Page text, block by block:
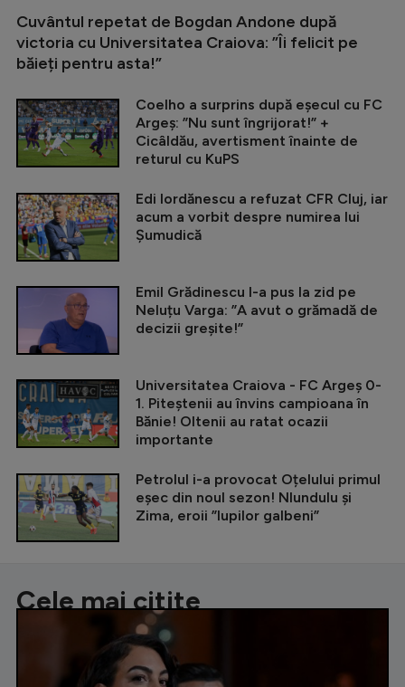
Cuvântul repetat de Bogdan Andone după
victoria cu Universitatea Craiova: ”Îi felicit pe
băieți pentru asta!”
Coelho a surprins după eșecul cu FC
Argeș: ”Nu sunt îngrijorat!” +
Cicâldău, avertisment înainte de
returul cu KuPS
Edi Iordănescu a refuzat CFR Cluj, iar
acum a vorbit despre numirea lui
Șumudică
Emil Grădinescu l-a pus la zid pe
Neluțu Varga: ”A avut o grămadă de
decizii greșite!”
Universitatea Craiova - FC Argeș 0-
1. Piteștenii au învins campioana în
Bănie! Oltenii au ratat ocazii
importante
Petrolul i-a provocat Oțelului primul
eșec din noul sezon! Nlundulu și
Zima, eroii ”lupilor galbeni”
Cele mai citite